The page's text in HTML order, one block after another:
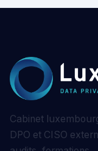
Cabinet
DPO et CISO